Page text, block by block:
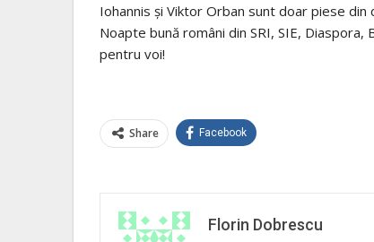
Iohannis şi Viktor Orban sunt doar piese
Noapte bună români din SRI, SIE,
pentru voi!
Share Facebook
Florin Dobrescu